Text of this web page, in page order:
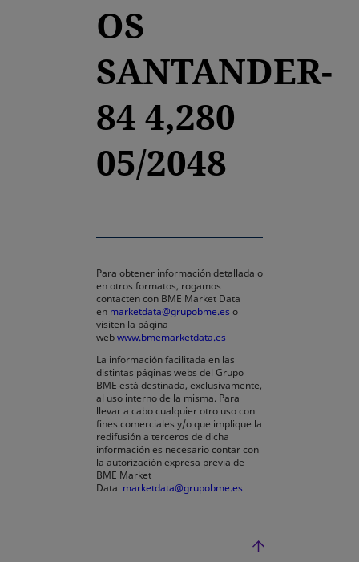
OS
SANTANDER-
84 4,280
05/2048
Para obtener información detallada o
en otros formatos, rogamos
contacten con BME Market Data
en marketdata@grupobme.es o
visiten la página
webwww.bmemarketdata.es
La información facilitada en las
distintas páginas webs del Grupo
BME está destinada, exclusivamente,
al uso interno de la misma. Para
llevar a cabo cualquier otro uso con
fines comerciales y/o que implique la
redifusión a terceros de dicha
información es necesario contar con
la autorización expresa previa de
BME Market
Data marketdata@grupobme.es